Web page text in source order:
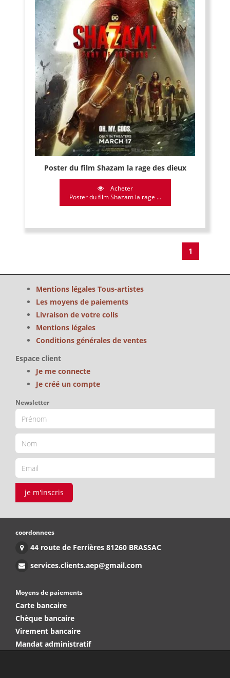
Poster du film Shazam la rage des dieux
Acheter
Poster du film Shazam la rage ...
1
Mentions légales Tous-artistes
Les moyens de paiements
Livraison de votre colis
Mentions légales
Conditions générales de ventes
Espace client
Je me connecte
Je créé un compte
Newsletter
je m'inscris
coordonnees
44 route de Ferrières 81260 BRASSAC
services.clients.aep@gmail.com
Moyens de paiements
Carte bancaire
Chèque bancaire
Virement bancaire
Mandat administratif